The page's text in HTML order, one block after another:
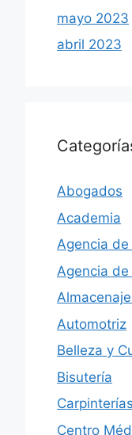
mayo 2023
abril 2023
Abogados
Academia
Agencia
Agencia de
Automotriz
Belleza y
Bisutería
Carpinterías
Centro